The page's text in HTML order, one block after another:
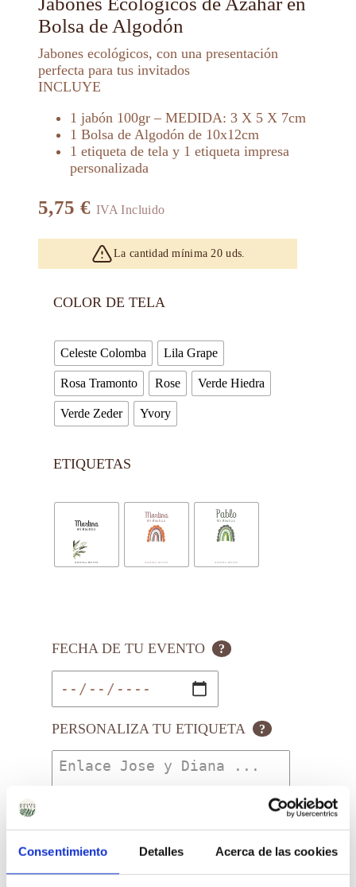
Consentimiento Detalles Acerca de las cookies
Bolsa de Algodón
Jabones ecológicos, con una presentación
perfecta para tus invitados
INCLUYE
1 jabón 100gr – MEDIDA: 3 X 5 X 7cm
1 Bolsa de Algodón de 10x12cm
1 etiqueta de tela y 1 etiqueta impresa
personalizada
5,75 € IVA Incluido
La cantidad mínima 20 uds.
COLOR DE TELA
Celeste Colomba Lila Grape
Rosa Tramonto Rose Verde Hiedra
Verde Zeder Yvory
ETIQUETAS
FECHA DE TU EVENTO ?
PERSONALIZA TU ETIQUETA ?